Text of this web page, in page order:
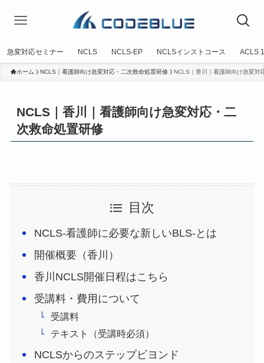
急変対応セミナー NCLS NCLS-EP NCLSインストコース ACLS
ホーム NCLS｜看護師向け急変対応・二次救命処置研修 NCLS｜香川｜看護師向け急変対
NCLS｜香川｜看護師向け急変対応・二
次救命処置研修
目次
NCLS-看護師に必要な新しいBLS-とは
開催概要（香川）
香川NCLS開催日程はこちら
受講料・費用について
受講料
テキスト（受講時必須）
NCLSからのステップビヨンド